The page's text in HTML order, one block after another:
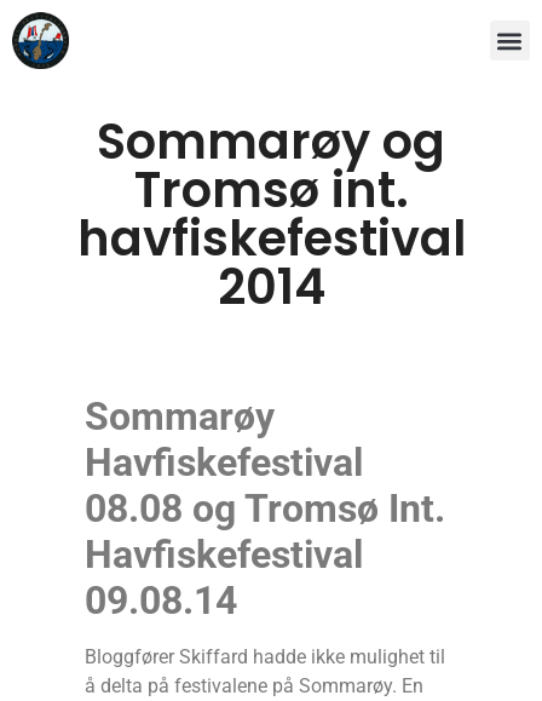
Sommarøy og
Tromsø int.
havfiskefestival
2014
Sommarøy
Havfiskefestival
08.08 og Tromsø Int.
Havfiskefestival
09.08.14
Bloggfører Skiffard hadde ikke mulighet til
å delta på festivalene på Sommarøy. En